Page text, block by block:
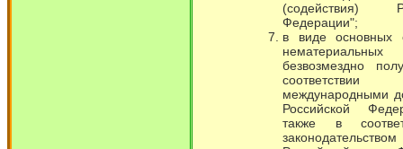
(содействия)
Федерации";
в виде основных
нематериальных
безвозмездно
международными
Российской
также в
законодательством